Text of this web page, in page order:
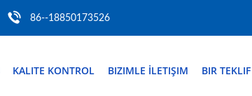
86--18850173526
KALITE KONTROL BIZIMLE İLETIŞIM BIR